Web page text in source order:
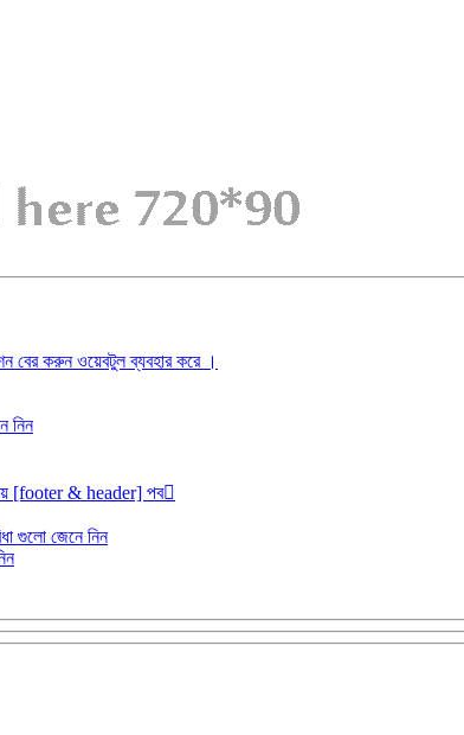
বের করুন ওয়েবটুল ব্যবহার করে ।
নিন
[footer & header] পব
গুলো জেনে নিন